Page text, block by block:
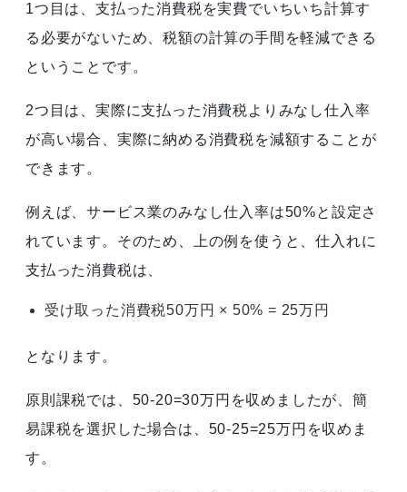
1つ目は、支払った消費税を実費でいちいち計算す
る必要がないため、税額の計算の手間を軽減できる
ということです。
2つ目は、実際に支払った消費税よりみなし仕入率
が高い場合、実際に納める消費税を減額することが
できます。
例えば、サービス業のみなし仕入率は50%と設定さ
れています。そのため、上の例を使うと、仕入れに
支払った消費税は、
受け取った消費税50万円 × 50% = 25万円
となります。
原則課税では、50-20=30万円を収めましたが、簡
易課税を選択した場合は、50-25=25万円を収めま
す。